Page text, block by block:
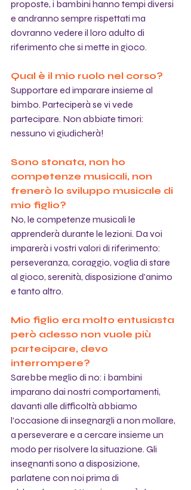
proposte, i bambini hanno tempi diversi
e andranno sempre rispettati ma
dovranno vedere il loro adulto di
riferimento che si mette in gioco.
Qual è il mio ruolo nel corso?
Supportare ed imparare insieme al
bimbo. Parteciperà se vi vede
partecipare. Non abbiate timori:
nessuno vi giudicherà!
Sono stonata, non ho
competenze musicali, non
frenerò lo sviluppo musicale di
mio figlio?
No, le competenze musicali le
apprenderà durante le lezioni. Da voi
imparerà i vostri valori di riferimento:
perseveranza, coraggio, voglia di stare
al gioco, serenità, disposizione d'animo
e tanto altro.
Mio figlio era molto entusiasta
però adesso non vuole più
partecipare, devo
interrompere?
Sarebbe meglio di no: i bambini
imparano dai nostri comportamenti,
davanti alle difficoltà abbiamo
l'occasione di insegnargli a non mollare,
a perseverare e a cercare insieme un
modo per risolvere la situazione. Gli
insegnanti sono a disposizione,
parlatene con noi prima di